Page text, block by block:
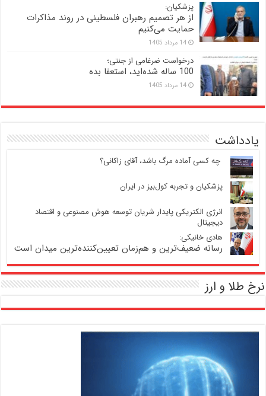
پزشکیان:
از هر تصمیم رهبران فلسطینی در روند مذاکرات
حمایت می‌کنیم
14 مرداد 1405
درخواست ضرغامی از جنتی؛
100 ساله شده‌اید، استعفا بده
14 مرداد 1405
یادداشت
‍ چه کسی آماده مرگ باشد، آقای زاکانی؟
پزشکیان و تجربه کول‌بیز در ایران
انرژی الکتریکی پایدار شریان توسعه هوش مصنوعی و اقتصاد
دیجیتال
هادی خانیکی:
رسانه ضعیف‌ترین و هم‌زمان تعیین‌کننده‌ترین میدان است
نرخ طلا و ارز